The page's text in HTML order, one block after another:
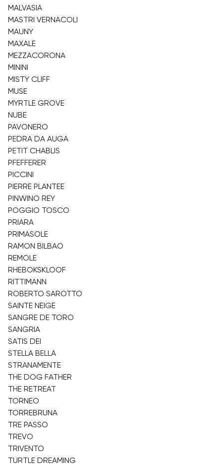
MALVASIA
MASTRI VERNACOLI
MAUNY
MAXALE
MEZZACORONA
MININI
MISTY CLIFF
MUSE
MYRTLE GROVE
NUBE
PAVONERO
PEDRA DA AUGA
PETIT CHABLIS
PFEFFERER
PICCINI
PIERRE PLANTEE
PINWINO REY
POGGIO TOSCO
PRIARA
PRIMASOLE
RAMON BILBAO
REMOLE
RHEBOKSKLOOF
RITTIMANN
ROBERTO SAROTTO
SAINTE NEIGE
SANGRE DE TORO
SANGRIA
SATIS DEI
STELLA BELLA
STRANAMENTE
THE DOG FATHER
THE RETREAT
TORNEO
TORREBRUNA
TRE PASSO
TREVO
TRIVENTO
TURTLE DREAMING